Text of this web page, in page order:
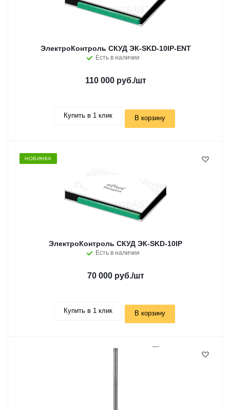
ЭлектроКонтроль СКУД ЭК-SKD-10IP-ENT
Есть в наличии
110 000 руб./шт
Купить в 1 клик В корзину
НОВИНКА
ЭлектроКонтроль СКУД ЭК-SKD-10IP
Есть в наличии
70 000 руб./шт
Купить в 1 клик В корзину